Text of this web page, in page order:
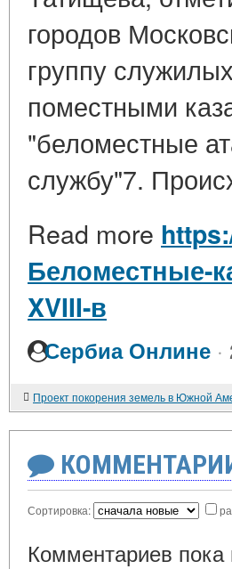
городов
группу
поместными
"беломестные
службу"7.
Read more
Беломестные-
XVIII-в
Сербиа Онлине ·
Сортировка:
Комментариев пока